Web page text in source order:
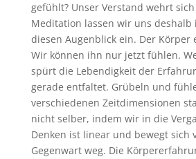
gefühlt? Unser Verstand wehrt
Meditation lassen wir uns
diesen Augenblick ein. Der Körper
Wir können ihn nur jetzt fühlen.
spürt die Lebendigkeit der
gerade entfaltet. Grübeln und
verschiedenen Zeitdimensionen
nicht selber, indem wir in die
Denken ist linear und bewegt sich
Gegenwart weg. Die